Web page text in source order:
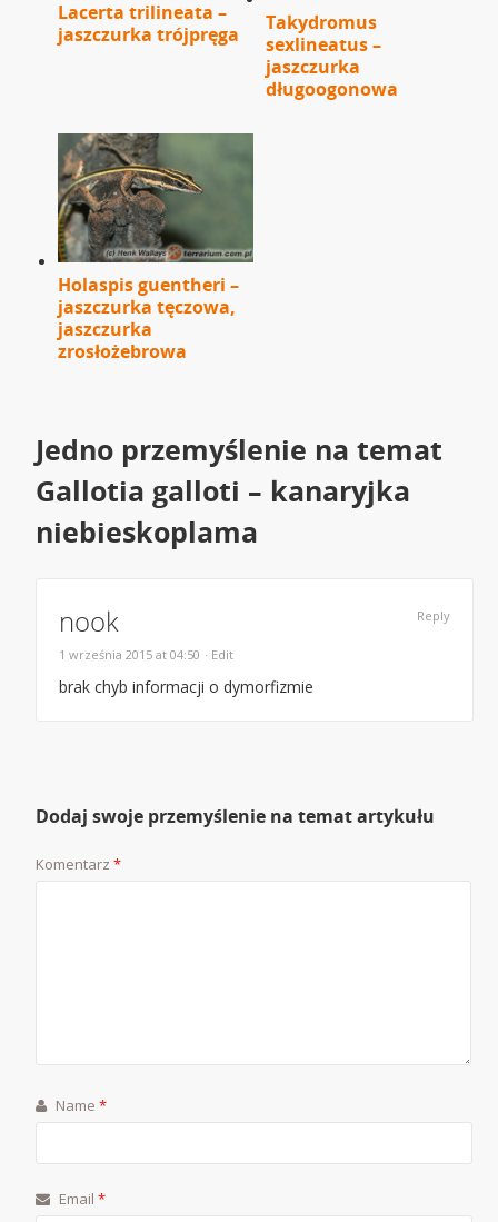
Lacerta trilineata –
jaszczurka trójpręga
Takydromus
sexlineatus –
jaszczurka
długoogonowa
Holaspis guentheri –
jaszczurka tęczowa,
jaszczurka
zrosłożebrowa
Jedno przemyślenie na temat
Gallotia galloti – kanaryjka
niebieskoplama
nook
1 września 2015 at 04:50 · Edit
brak chyb informacji o dymorfizmie
Reply
Dodaj swoje przemyślenie na temat artykułu
Komentarz*
Name*
Email*